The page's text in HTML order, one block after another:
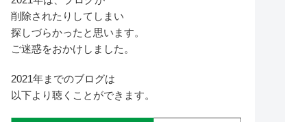
削除されたりしてしまい
探しづらかったと思います。
ご迷惑をおかけしました。
2021年までのブログは
以下より聴くことができます。